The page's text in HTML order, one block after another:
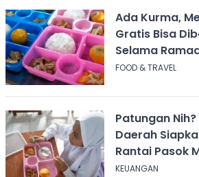
Ada Kurma,
Gratis Bisa
Selama
FOOD & TRAVEL
Patungan
Daerah
Rantai Pasok
KEUANGAN